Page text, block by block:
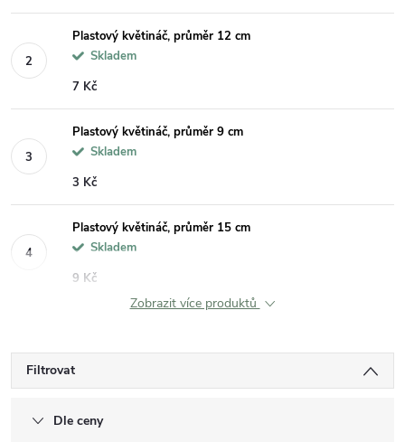
Plastový květináč, průměr 12 cm
Skladem
7 Kč
Plastový květináč, průměr 9 cm
Skladem
3 Kč
Plastový květináč, průměr 15 cm
Skladem
9 Kč
Zobrazit více produktů
Filtrovat
Dle ceny